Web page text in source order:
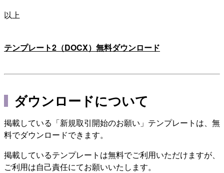
以上
テンプレート2（DOCX）無料ダウンロード
ダウンロードについて
掲載している「新規取引開始のお願い」テンプレートは、無
料でダウンロードできます。
掲載しているテンプレートは無料でご利用いただけますが、
ご利用は自己責任にてお願いいたします。